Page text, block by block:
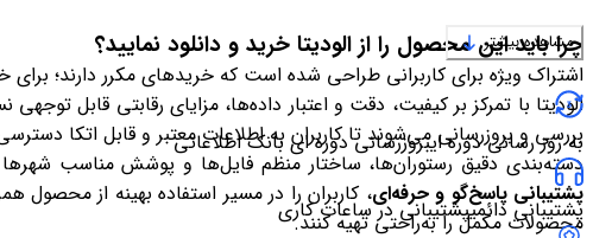
چرا باید این محصول را از الودیتا خرید و دانلود نمایید؟
الودیتا با تمرکز بر کیفیت، دقت و اعتبار داده‌ها، مزایای رقابتی قابل
بررسی و بروزرسانی می‌شوند تا کاربران به اطلاعات معتبر و قابل اتکا
دسته‌بندی دقیق رستوران‌ها، ساختار منظم فایل‌ها و پوشش مناسب شهرها و
پشتیبانی پاسخ‌گو و حرفه‌ای، کاربران را در مسیر استفاده بهینه از
محصولات مکمل را به‌راحتی تهیه کنند.
مشاهده بیشتر
اشتراک ویژه برای کاربرانی طراحی شده است که خریدهای مکرر دارند؛
به روز رسانی دوره ایبروزرسانی دوره ای بانک اطلاعاتی
پشتیبانی دائمیپشتیبانی در ساعات کاری